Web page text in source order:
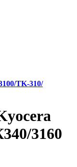
TK-310/
3160